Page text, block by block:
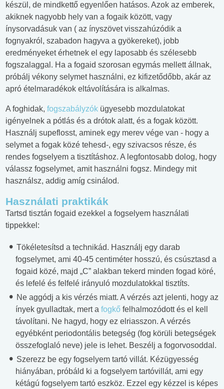
készül, de mindkettő egyenlően hatásos. Azok az emberek,
akiknek nagyobb hely van a fogaik között, vagy
ínysorvadásuk van ( az ínyszövet visszahúzódik a
fognyakról, szabadon hagyva a gyökereket), jobb
eredményeket érhetnek el egy laposabb és szélesebb
fogszalaggal. Ha a fogaid szorosan egymás mellett állnak,
próbálj vékony selymet használni, ez kifizetődőbb, akár az
apró ételmaradékok eltávolítására is alkalmas.
A foghidak, fogszabályzók ügyesebb mozdulatokat
igényelnek a pótlás és a drótok alatt, és a fogak között.
Használj supeflosst, aminek egy merev vége van - hogy a
selymet a fogak közé tehesd-, egy szivacsos része, és
rendes fogselyem a tisztításhoz. A legfontosabb dolog, hogy
válassz fogselymet, amit használni fogsz. Mindegy mit
használsz, addig amíg csinálod.
Használati praktikák
Tartsd tisztán fogaid ezekkel a fogselyem használati
tippekkel:
Tökéletesítsd a technikád. Használj egy darab
fogselymet, ami 40-45 centiméter hosszú, és csúsztasd a
fogaid közé, majd „C” alakban tekerd minden fogad köré,
és lefelé és felfelé irányuló mozdulatokkal tisztíts.
Ne aggódj a kis vérzés miatt. A vérzés azt jelenti, hogy az
ínyek gyulladtak, mert a fogkő felhalmozódott és el kell
távolítani. Ne hagyd, hogy ez elriasszon. A vérzés
egyébként periodontális betegség (fog körüli betegségek
összefoglaló neve) jele is lehet. Beszélj a fogorvosoddal.
Szerezz be egy fogselyem tartó villát. Kézügyesség
hiányában, próbáld ki a fogselyem tartóvillát, ami egy
kétágú fogselyem tartó eszköz. Ezzel egy kézzel is képes